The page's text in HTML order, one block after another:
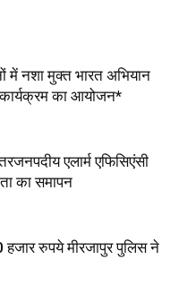
में नशा मुक्त भारत अभियान
का आयोजन*
एलार्म एफिसिएंसी
का समापन
रुपये मीरजापुर पुलिस ने